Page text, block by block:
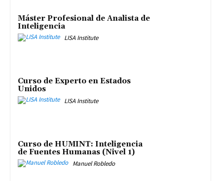
Máster Profesional de Analista de
Inteligencia
LISA Institute
Curso de Experto en Estados
Unidos
LISA Institute
Curso de HUMINT: Inteligencia
de Fuentes Humanas (Nivel 1)
Manuel Robledo